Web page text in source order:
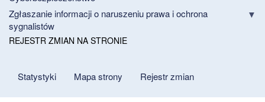
Zgłaszanie informacji o naruszeniu prawa i ochrona
sygnalistów
REJESTR ZMIAN NA STRONIE
Statystyki Mapa strony Rejestr zmian